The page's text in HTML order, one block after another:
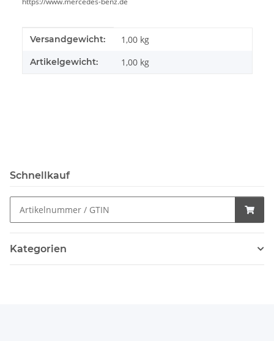
Produkteigenschaft
Wert
Versandgewicht: 1,00 kg
Artikelgewicht: 1,00 kg
Schnellkauf
Kategorien